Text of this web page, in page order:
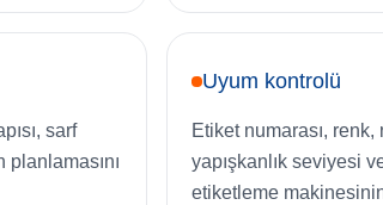
sarf
Uyum kontrolü
Etiket numarası, renk,
yapışkanlık seviyesi
etiketleme